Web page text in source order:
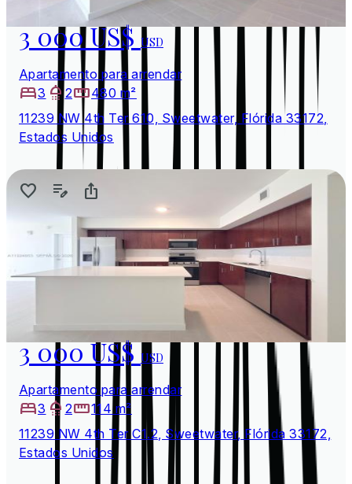
3 000 US$USD
Apartamento para arrendar
3
2
480 m²
11239 NW 4th Ter 610, Sweetwater, Flórida 33172,
Estados Unidos
3 000 US$USD
Apartamento para arrendar
3
2
114 m²
11239 NW 4th Ter C1.2, Sweetwater, Flórida 33172,
Estados Unidos